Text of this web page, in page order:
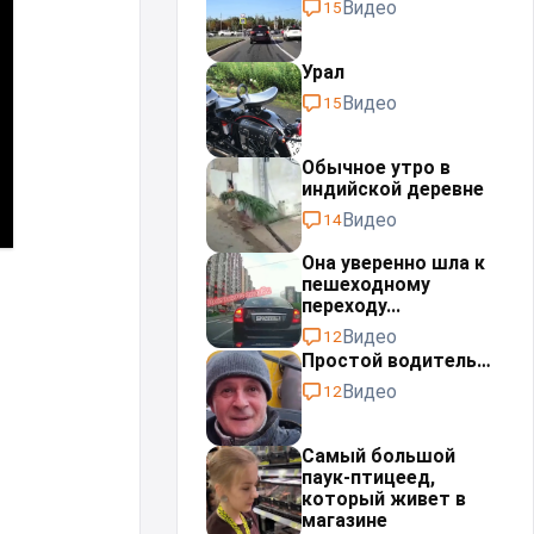
15Видео
Урал⁠⁠
15Видео
Обычное утро в
индийской деревне
14Видео
Она уверенно шла к
пешеходному
переходу...
12Видео
Простой водитель…
12Видео
Самый большой
паук-птицеед,
который живет в
магазине